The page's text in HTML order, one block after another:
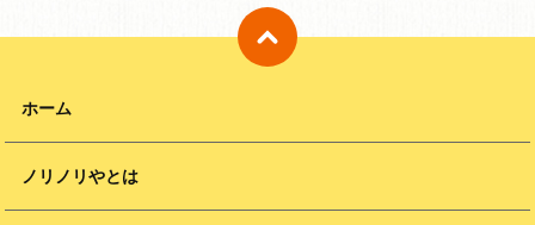
ホーム
ノリノリやとは